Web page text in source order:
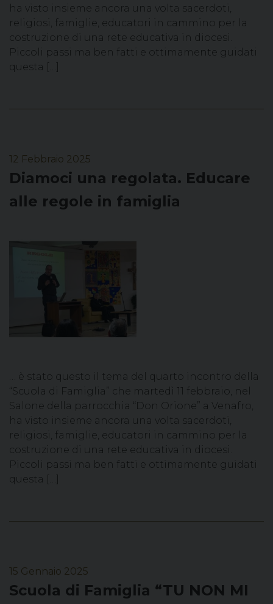
ha visto insieme ancora una volta sacerdoti,
religiosi, famiglie, educatori in cammino per la
costruzione di una rete educativa in diocesi.
Piccoli passi ma ben fatti e ottimamente guidati
questa […]
12 Febbraio 2025
Diamoci una regolata. Educare
alle regole in famiglia
… è stato questo il tema del quarto incontro della
“Scuola di Famiglia” che martedì 11 febbraio, nel
Salone della parrocchia “Don Orione” a Venafro,
ha visto insieme ancora una volta sacerdoti,
religiosi, famiglie, educatori in cammino per la
costruzione di una rete educativa in diocesi.
Piccoli passi ma ben fatti e ottimamente guidati
questa […]
15 Gennaio 2025
Scuola di Famiglia “TU NON MI